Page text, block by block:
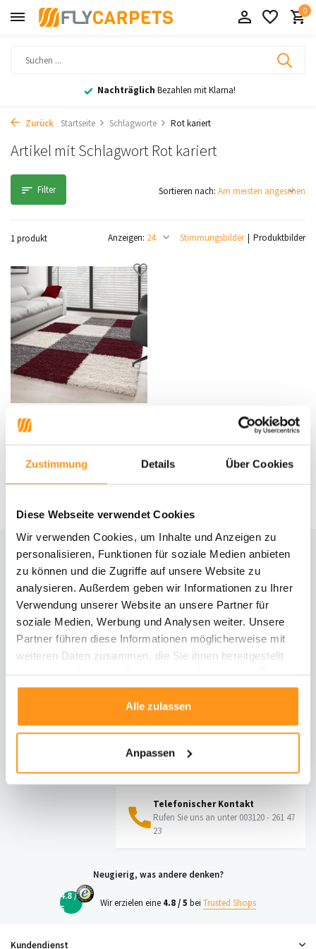
Zustimmung Details Über Cookies
Diese Webseite verwendet Cookies
Wir verwenden Cookies, um Inhalte und Anzeigen zu
personalisieren, Funktionen für soziale Medien anbieten
zu können und die Zugriffe auf unsere Website zu
analysieren. Außerdem geben wir Informationen zu Ihrer
Verwendung unserer Website an unsere Partner für
soziale Medien, Werbung und Analysen weiter. Unsere
Partner führen diese Informationen möglicherweise mit
weiteren Daten zusammen, die Sie ihnen bereitgestellt
gesammelt haben.
Alle zulassen
Anpassen
0
Nachträglich Bezahlen mit Klarna!
Zurück Startseite Schlagworte Rot kariert
Artikel mit Schlagwort Rot kariert
Filter
1 produkt Stimmungsbilder Produktbilder
Anzeigen:
Sortieren nach:
Hochflorteppich - Candy Shaggy
Rot Blocked
44,95 *
Brauchst du Hilfe?
Kontaktiere unseren Kundenservice
Rücksendung
Informationen zur Rücksendung
Direkt chatten
vragen@flycarpets.nl
Telefonischer Kontakt
Rufen Sie uns an unter 003120 - 261 47
23
Neugierig, was andere denken?
4.8 /
5
Wir erzielen eine 4.8 / 5 bei Trusted Shops
Kundendienst